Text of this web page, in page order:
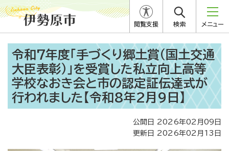
閲覧支援 検索 メニュー
令和7年度「手づくり郷土賞（国土交通
大臣表彰）」を受賞した私立向上高等
学校なおき会と市の認定証伝達式が
行われました【令和8年2月9日】
公開日 2026年02月09日
更新日 2026年02月13日